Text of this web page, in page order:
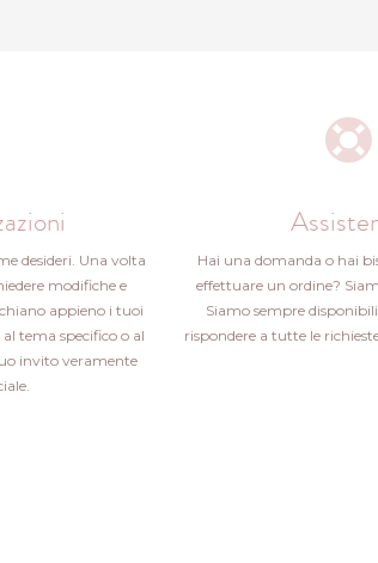
desideri. Una volta
modifiche e
appieno i tuoi
tema specifico o al
invito veramente
Hai una domanda o hai
effettuare un ordine?
Siamo sempre
rispondere a tutte le